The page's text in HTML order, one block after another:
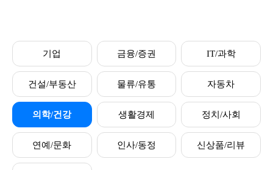
기업 금융/증권 IT/과학
건설/부동산 물류/유통 자동차
의학/건강 생활경제 정치/사회
연예/문화 인사/동정 신상품/리뷰